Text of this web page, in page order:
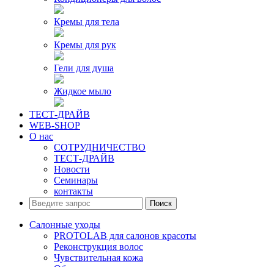
Кремы для тела
Кремы для рук
Гели для душа
Жидкое мыло
ТЕСТ-ДРАЙВ
WEB-SHOP
О нас
СОТРУДНИЧЕСТВО
ТЕСТ-ДРАЙВ
Новости
Семинары
контакты
Поиск
Салонные уходы
PROTOLAB для салонов красоты
Реконструкция волос
Чувствительная кожа